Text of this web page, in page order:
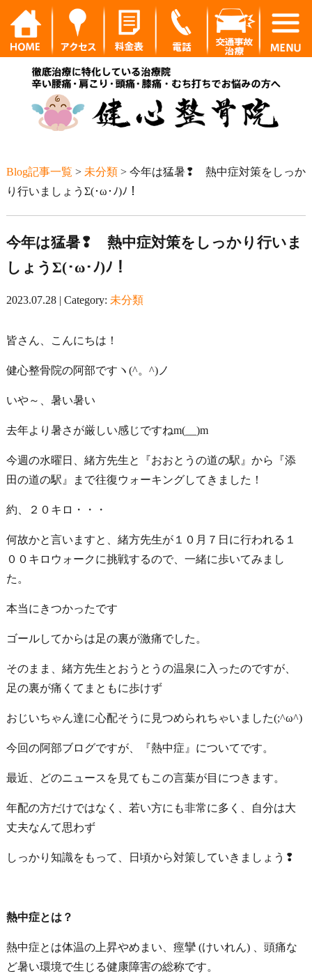
Blog記事一覧 > 未分類> 今年は猛暑❢ 熱中症対策をしっか
り行いましょうΣ(･ω･ﾉ)ﾉ！
今年は猛暑❢ 熱中症対策をしっかり行いま
しょうΣ(･ω･ﾉ)ﾉ！
2023.07.28 | Category: 未分類
皆さん、こんにちは！
健心整骨院の阿部ですヽ(^。^)ノ
いや～、暑い暑い
去年より暑さが厳しい感じですねm(__)m
今週の水曜日、緒方先生と『おおとうの道の駅』から『添
田の道の駅』まで往復ウォーキングしてきました！
約、２０キロ・・・
何故かと言いますと、緒方先生が１０月７日に行われる１
００キロウォークに挑戦するので、一緒に歩いてみまし
た。
本当にきつかったです
ゴールしてからは足の裏が激痛でした。
そのまま、緒方先生とおうとうの温泉に入ったのですが、
足の裏が痛くてまともに歩けず
おじいちゃん達に心配そうに見つめられちゃいました(;^ω^)
今回の阿部ブログですが、『熱中症』についてです。
最近、どのニュースを見てもこの言葉が目につきます。
年配の方だけではなく、若い方にも非常に多く、自分は大
丈夫なんて思わず
しっかり知識をもって、日頃から対策していきましょう❢
熱中症とは？
熱中症とは体温の上昇やめまい、痙攣 (けいれん)
、頭痛な
ど暑い環境で生じる健康障害の総称です。